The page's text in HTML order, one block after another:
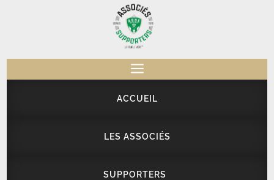
a
ACCUEIL
LES ASSOCIÉS
SUPPORTERS